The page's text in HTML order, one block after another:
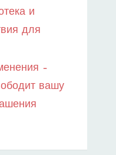
и
для
–
вашу